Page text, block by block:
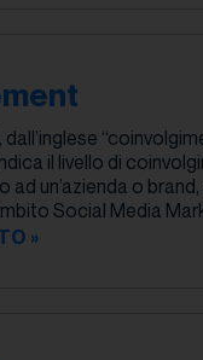
il livello di
ad un’azienda o
Social Media
»